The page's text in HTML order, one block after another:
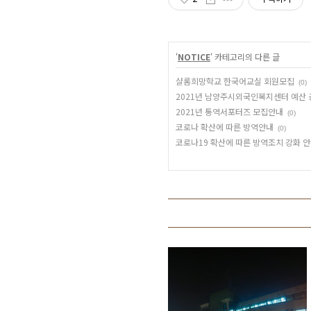
'NOTICE' 카테고리의 다른 글
샬롬희망학교 한국어교실 회원모집 (0)
2021년 남양주시외국인복지센터 예산
2021년 통역서포터즈 모집안내 (0)
코로나 확산에 따른 방역안내 (0)
코로나19 확산에 따른 방역조치 강화